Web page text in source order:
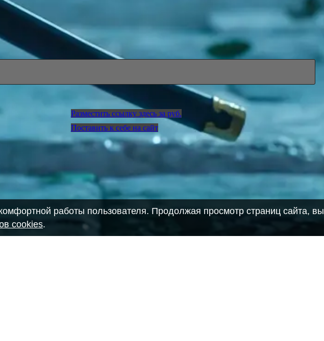
Разместить ссылку здесь за руб.
Поставить к себе на сайт
работы пользователя. Продолжая просмотр страниц сайта, вы
cookies.